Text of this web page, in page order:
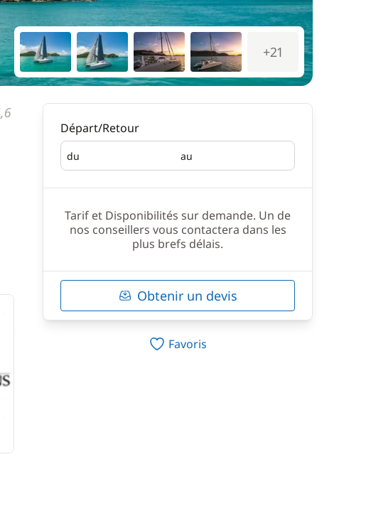
+21
Départ/Retour
du
Départ au
Retour
Tarif et Disponibilités sur demande. Un de
nos conseillers vous contactera dans les
plus brefs délais.
Obtenir un devis
Favoris